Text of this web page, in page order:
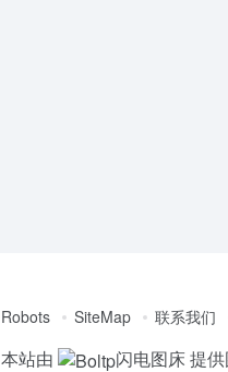
Robots SiteMap 联系我们
本站由 闪电图床提